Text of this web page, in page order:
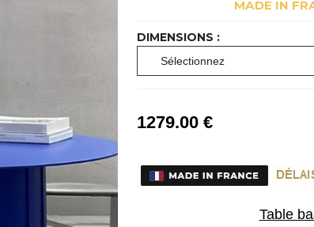
MADE IN
DIMENSIONS :
1279.00€
Table